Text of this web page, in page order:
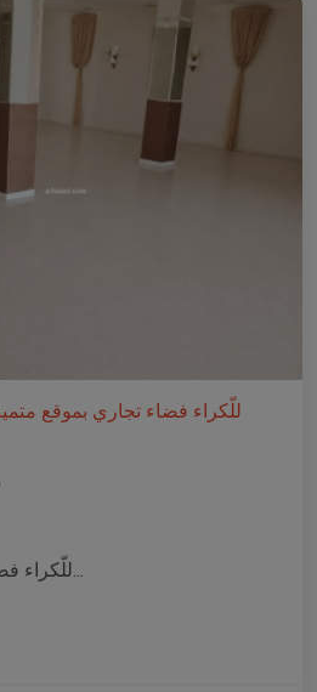
للّكراء فضاء تجاري بموقع متميز في